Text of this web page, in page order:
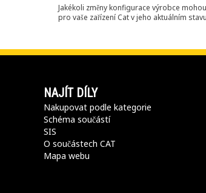
Jakékoli změny konfigurace výrobce
pro vaše zařízení Cat v jeho aktuálním
NAJÍT DÍLY
Nakupovat podle kategorie
Schéma součástí
SIS
O součástech CAT
Mapa webu